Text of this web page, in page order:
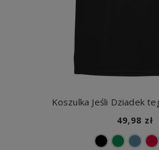
Koszulka Jeśli Dziadek
49,98 zł